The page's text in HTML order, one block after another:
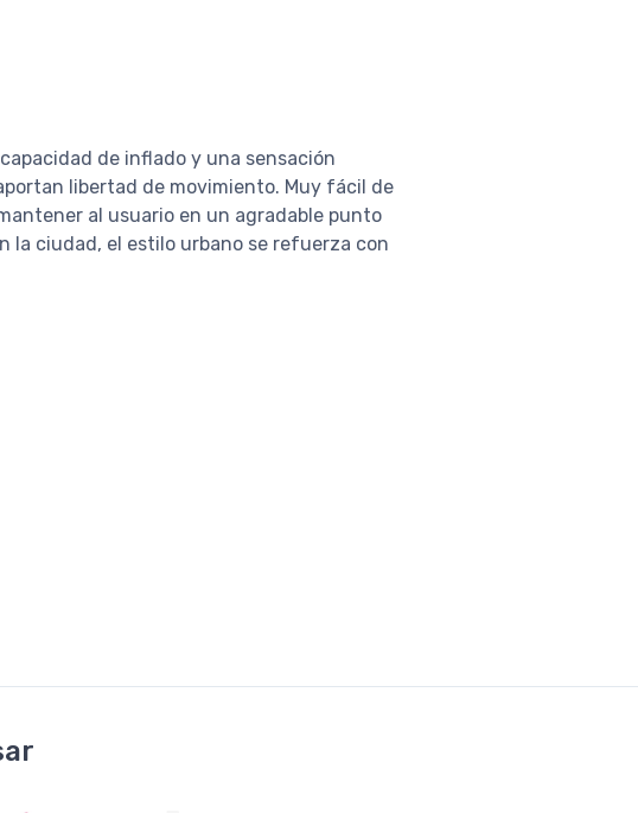
de inflado y una sensación
libertad de movimiento. Muy fácil de
al usuario en un agradable punto
la ciudad, el estilo urbano se refuerza con